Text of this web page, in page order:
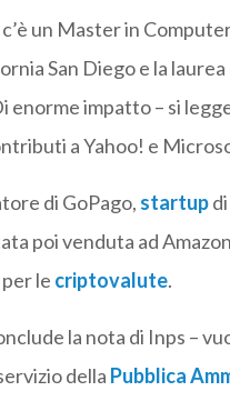
c’è un Master in
San Diego e la
enorme impatto – si
a Yahoo! e
di GoPago, startup
poi venduta ad
le criptovalute.
la nota di Inps –
della Pubblica